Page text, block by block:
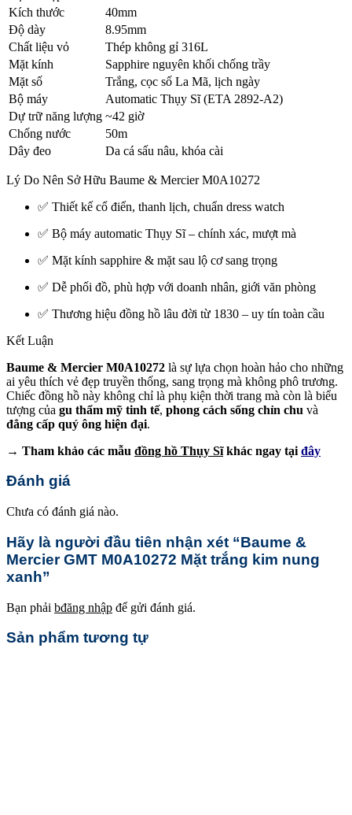
Kích thước
40mm
Độ dày
8.95mm
Chất liệu vỏ
Thép không gỉ 316L
Mặt kính
Sapphire nguyên khối chống trầy
Mặt số
Trắng, cọc số La Mã, lịch ngày
Bộ máy
Automatic Thụy Sĩ (ETA 2892-A2)
Dự trữ năng lượng ~42 giờ
Chống nước
50m
Dây đeo
Da cá sấu nâu, khóa cài
Lý Do Nên Sở Hữu Baume & Mercier M0A10272
✅ Thiết kế cổ điển, thanh lịch, chuẩn dress watch
✅ Bộ máy automatic Thụy Sĩ – chính xác, mượt mà
✅ Mặt kính sapphire & mặt sau lộ cơ sang trọng
✅ Dễ phối đồ, phù hợp với doanh nhân, giới văn phòng
✅ Thương hiệu đồng hồ lâu đời từ 1830 – uy tín toàn cầu
Kết Luận
Baume & Mercier M0A10272 là sự lựa chọn hoàn hảo cho những
ai yêu thích vẻ đẹp truyền thống, sang trọng mà không phô trương.
Chiếc đồng hồ này không chỉ là phụ kiện thời trang mà còn là biểu
tượng của gu thẩm mỹ tinh tế, phong cách sống chỉn chu và
đẳng cấp quý ông hiện đại.
→ Tham khảo các mẫu đồng hồ Thụy Sĩkhác ngay tại đây
Đánh giá
Chưa có đánh giá nào.
Hãy là người đầu tiên nhận xét “Baume &
Mercier GMT M0A10272 Mặt trắng kim nung
xanh”
Bạn phải bđăng nhập để gửi đánh giá.
Sản phẩm tương tự